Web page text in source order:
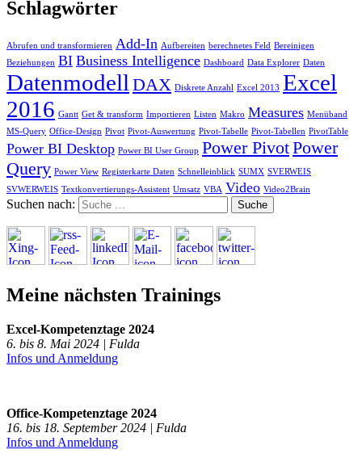
Schlagwörter
Abrufen und transformieren Add-In Aufbereiten berechnetes Feld Bereinigen
Beziehungen BI Business Intelligence Dashboard Data Explorer Daten
Datenmodell DAX Diskrete Anzahl Excel 2013 Excel
2016 Gantt Get & transform Importieren Listen Makro Measures Menüband
MS-Query Office-Design Pivot Pivot-Auswertung Pivot-Tabelle Pivot-Tabellen PivotTable
Power BI Desktop Power BI User Group Power PivotPower
Query Power View Registerkarte Daten Schnelleinblick SUMX SVERWEIS
SVWERWEIS Textkonvertierungs-Assistent Umsatz VBA Video Video2Brain
Suchen nach:
Meine nächsten Trainings
Excel-Kompetenztage 2024
6. bis 8. Mai 2024 | Fulda
Infos und Anmeldung
Office-Kompetenztage 2024
16. bis 18. September 2024 | Fulda
Infos und Anmeldung